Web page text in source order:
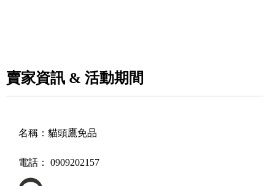
賣家資訊 & 活動期間
名稱： 貓頭鷹免品
電話： 0909202157